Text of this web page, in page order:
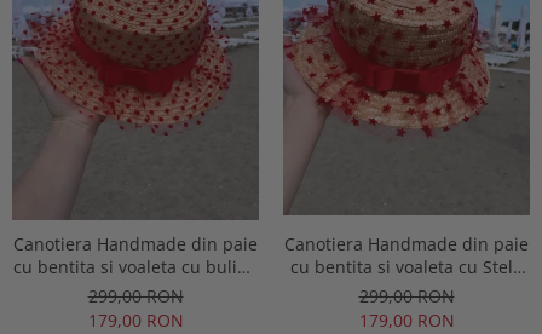
Canotiera Handmade din paie
cu bentita si voaleta cu buline
Rosii
299,00 RON
179,00 RON
Canotiera Handmade din paie
cu bentita si voaleta cu Stele
Rosii
299,00 RON
179,00 RON